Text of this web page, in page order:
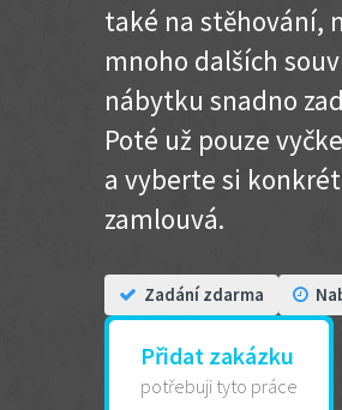
také na stěhování,
mnoho dalších
nábytku snadno
Poté už pouze
a vyberte si
zamlouvá.
Zadání zdarma
Přidat zakázku
potřebuji tyto práce